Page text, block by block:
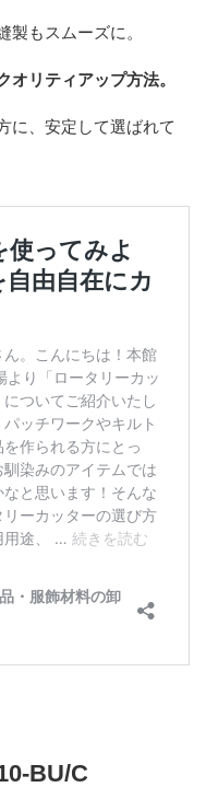
もスムーズに。
リティアップ方法。
に、安定して選ばれて
BU/C